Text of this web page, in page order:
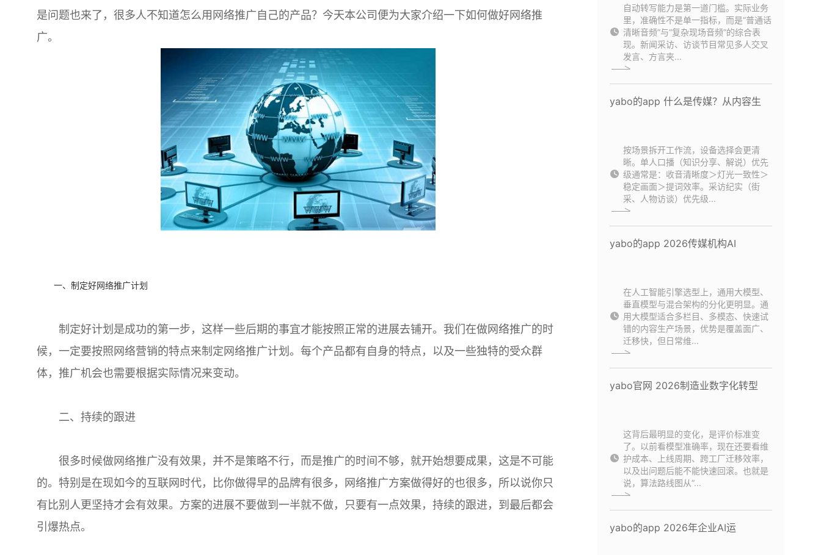
是问题也来了，很多人不知道怎么用网络推广自己的产品？今天本公司便为大家介绍一下如何做好网络推
广。
一、制定好网络推广计划
制定好计划是成功的第一步，这样一些后期的事宜才能按照正常的进展去铺开。我们在做网络推广的时
候，一定要按照网络营销的特点来制定网络推广计划。每个产品都有自身的特点，以及一些独特的受众群
体，推广机会也需要根据实际情况来变动。
二、持续的跟进
很多时候做网络推广没有效果，并不是策略不行，而是推广的时间不够，就开始想要成果，这是不可能
的。特别是在现如今的互联网时代，比你做得早的品牌有很多，网络推广方案做得好的也很多，所以说你只
有比别人更坚持才会有效果。方案的进展不要做到一半就不做，只要有一点效果，持续的跟进，到最后都会
引爆热点。
自动转写能力是第一道门槛。实际业务
里，准确性不是单一指标，而是“普通话
清晰音频”与“复杂现场音频”的综合表
现。新闻采访、访谈节目常见多人交叉
发言、方言夹...
yabo的app 什么是传媒？从内容生
按场景拆开工作流，设备选择会更清
晰。单人口播（知识分享、解说）优先
级通常是：收音清晰度＞灯光一致性＞
稳定画面＞提词效率。采访纪实（街
采、人物访谈）优先级...
yabo的app 2026传媒机构AI
在人工智能引擎选型上，通用大模型、
垂直模型与混合架构的分化更明显。通
用大模型适合多栏目、多模态、快速试
错的内容生产场景，优势是覆盖面广、
迁移快，但日常维...
yabo官网 2026制造业数字化转型
这背后最明显的变化，是评价标准变
了。以前看模型准确率，现在还要看维
护成本、上线周期、跨工厂迁移效率，
以及出问题后能不能快速回滚。也就是
说，算法路线图从“...
yabo的app 2026年企业AI运